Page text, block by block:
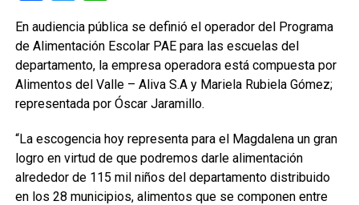
En audiencia pública se definió el operador del Programa
de Alimentación Escolar PAE para las escuelas del
departamento, la empresa operadora está compuesta por
Alimentos del Valle – Aliva S.A y Mariela Rubiela Gómez;
representada por Óscar Jaramillo.
“La escogencia hoy representa para el Magdalena un gran
logro en virtud de que podremos darle alimentación
alrededor de 115 mil niños del departamento distribuido
en los 28 municipios, alimentos que se componen entre